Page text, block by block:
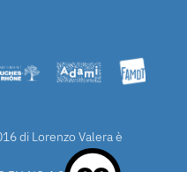
di Lorenzo Valera è